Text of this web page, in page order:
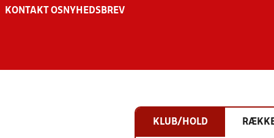
KONTAKT OS NYHEDSBREV
KLUB/HOLD